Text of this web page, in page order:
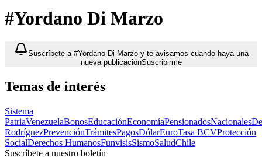
#Yordano Di Marzo
Suscríbete a #Yordano Di Marzo y te avisamos cuando haya una
nueva publicaciónSuscribirme
Temas de interés
Sistema
PatriaVenezuelaBonosEducaciónEconomíaPensionadosNacionales
RodríguezPrevenciónTrámitesPagosDólarEuroTasa BCVProtección
SocialDerechos HumanosFunvisisSismoSaludChile
Suscríbete a nuestro boletín